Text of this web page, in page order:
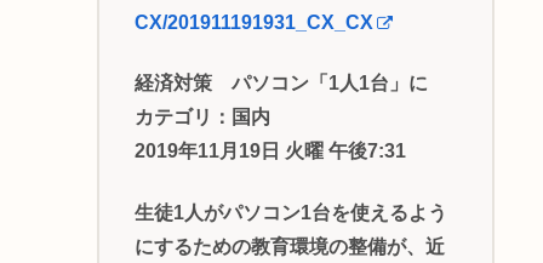
CX/201911191931_CX_CX
経済対策 パソコン「1人1台」に
カテゴリ：国内
2019年11月19日 火曜 午後7:31
生徒1人がパソコン1台を使えるよう
にするための教育環境の整備が、近